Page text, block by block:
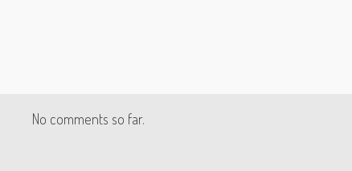
No comments so far.